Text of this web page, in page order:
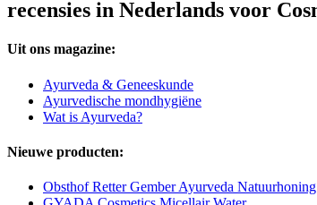
recensies in Nederlands voor
Uit ons magazine:
Ayurveda & Geneeskunde
Ayurvedische mondhygiëne
Wat is Ayurveda?
Nieuwe producten:
Obsthof Retter Gember Ayurveda Natuurhoning